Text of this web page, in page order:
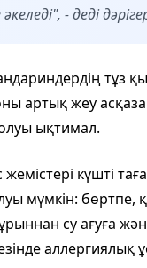
- деді
артық жеу
ықтимал.
күшті
мүмкін:
су ағуға
аллергиялық